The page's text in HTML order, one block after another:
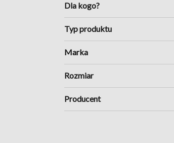
Dla kogo?
Typ produktu
Marka
Rozmiar
Producent